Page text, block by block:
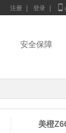
注册 登录 
安全保障
美橙